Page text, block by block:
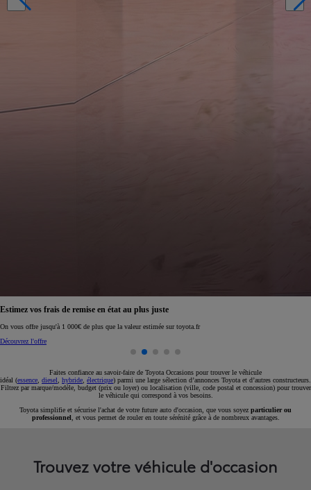
Réservez en ligne votre occasion pour 1€ seulement
Réservez en ligne
Faites confiance au savoir-faire de Toyota Occasions pour trouver le véhicule
idéal (essence diesel hybride électrique) parmi une large sélection d’annonces Toyota et d’autres constructeurs.
Filtrez par marque/modèle, budget (prix ou loyer) ou localisation (ville, code postal et concession) pour trouver
le véhicule qui correspond à vos besoins.
Toyota simplifie et sécurise l'achat de votre future auto d'occasion, que vous soyez particulier ou
professionnel , et vous permet de rouler en toute sérénité grâce à de nombreux avantages.
Trouvez votre véhicule d'occasion